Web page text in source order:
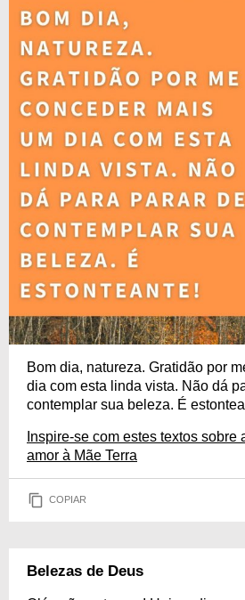
Bom dia, natureza. Gratidão por
dia com esta linda vista. Não dá
contemplar sua beleza. É
Inspire-se com estes textos sobre
amor à Mãe Terra
COPIAR
Belezas de Deus